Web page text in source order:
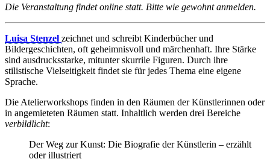
Die Veranstaltung findet online statt. Bitte wie gewohnt anmelden.
Luisa Stenzel zeichnet und schreibt Kinderbücher und
Bildergeschichten, oft geheimnisvoll und märchenhaft. Ihre Stärke
sind ausdrucksstarke, mitunter skurrile Figuren. Durch ihre
stilistische Vielseitigkeit findet sie für jedes Thema eine eigene
Sprache.
Die Atelierworkshops finden in den Räumen der Künstlerinnen oder
in angemieteten Räumen statt. Inhaltlich werden drei Bereiche
verbildlicht:
Der Weg zur Kunst: Die Biografie der Künstlerin – erzählt
oder illustriert